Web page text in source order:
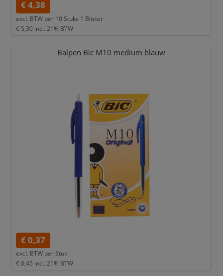
€ 4,38
excl. BTW per 10 Stuks 1 Blister
€ 5,30 incl. 21% BTW
Balpen Bic M10 medium blauw
€ 0,37
excl. BTW per Stuk
€ 0,45 incl. 21% BTW